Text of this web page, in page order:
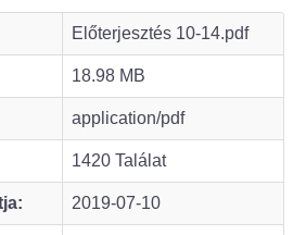
Előterjesztés 10-14.pdf
18.98 MB
application/pdf
1420 Találat
2019-07-10